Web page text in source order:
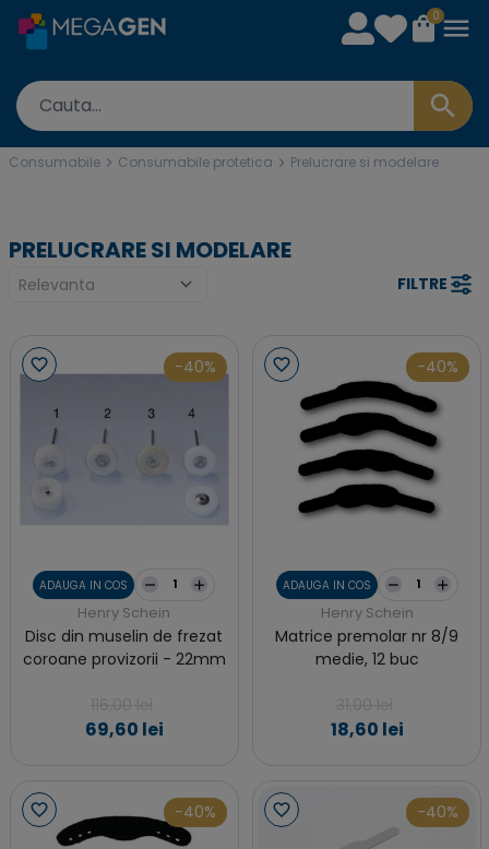
0
Consumabile Consumabile protetica Prelucrare si modelare
PRELUCRARE SI MODELARE
FILTRE
-40%
ADAUGA IN COS
Henry Schein
Disc din muselin de frezat
coroane provizorii - 22mm
69,60 lei
-40%
ADAUGA IN COS
Henry Schein
Matrice premolar nr 8/9
medie, 12 buc
18,60 lei
-40% -40%